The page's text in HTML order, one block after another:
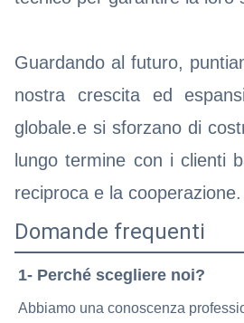
Guardando al futuro,
nostra crescita ed
globale.e si sforzano di
lungo termine con i clienti
reciproca e la cooperazione.
Domande frequenti
1- Perché scegliere noi?
Abbiamo una conoscenza